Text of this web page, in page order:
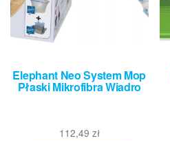
Elephant Neo System Mop
Płaski Mikrofibra Wiadro
112,49 zł